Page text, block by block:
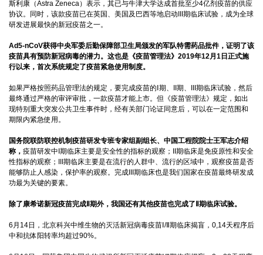
斯利康（Astra Zeneca）表示，其已与牛津大学达成首批至少4亿剂疫苗的供应
协议。同时，该款疫苗已在英国、美国及巴西等地启动III期临床试验，成为全球
研发进展最快的新冠疫苗之一。
Ad5-nCoV获得中央军委后勤保障部卫生局颁发的军队特需药品批件，证明了该
疫苗具有预防新冠病毒的潜力。这也是《疫苗管理法》2019年12月1日正式施
行以来，首次系统规定了疫苗紧急使用制度。
如果严格按照药品管理法的规定，要完成疫苗的Ⅰ期、II期、III期临床试验，然后
最终通过严格的审评审批，一款疫苗才能上市。但《疫苗管理法》规定，如出
现特别重大突发公共卫生事件时，经有关部门论证同意后，可以在一定范围和
期限内紧急使用。
国务院联防联控机制疫苗研发专班专家组副组长、中国工程院院士王军志介绍
称， 疫苗研发中I期临床主要是安全性的指标的观察；II期临床是免疫原性和安全
性指标的观察；III期临床主要是在流行的人群中、流行的区域中，观察疫苗是否
能够防止人感染，保护率的观察。完成III期临床也是我们国家在疫苗最终研发成
功最为关键的要素。
除了康希诺新冠疫苗完成Ⅱ期外，我国还有其他疫苗也完成了Ⅱ期临床试验。
6月14日，北京科兴中维生物的灭活新冠病毒疫苗Ⅰ/Ⅱ期临床揭盲，0,14天程序后
中和抗体阳转率均超过90%。